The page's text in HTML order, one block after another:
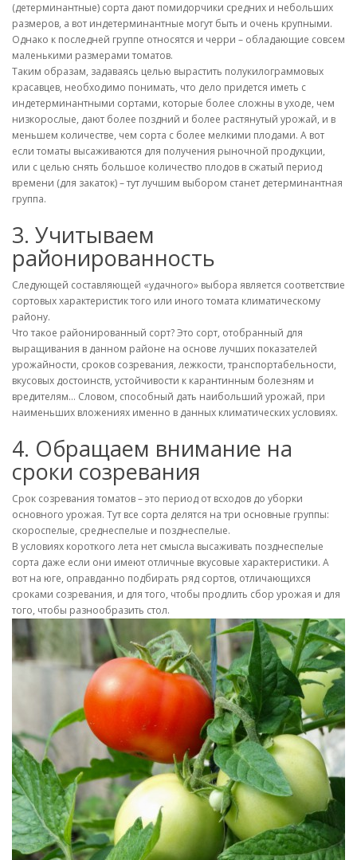
(детерминантные) сорта дают помидорчики средних и небольших
размеров, а вот индетерминантные могут быть и очень крупными.
Однако к последней группе относятся и черри – обладающие совсем
маленькими размерами томатов.
Таким образам, задаваясь целью вырастить полукилограммовых
красавцев, необходимо понимать, что дело придется иметь с
индетерминантными сортами, которые более сложны в уходе, чем
низкорослые, дают более поздний и более растянутый урожай, и в
меньшем количестве, чем сорта с более мелкими плодами. А вот
если томаты высаживаются для получения рыночной продукции,
или с целью снять большое количество плодов в сжатый период
времени (для закаток) – тут лучшим выбором станет детерминантная
группа.
3. Учитываем
районированность
Следующей составляющей «удачного» выбора является соответствие
сортовых характеристик того или иного томата климатическому
району.
Что такое районированный сорт? Это сорт, отобранный для
выращивания в данном районе на основе лучших показателей
урожайности, сроков созревания, лежкости, транспортабельности,
вкусовых достоинств, устойчивости к карантинным болезням и
вредителям… Словом, способный дать наибольший урожай, при
наименьших вложениях именно в данных климатических условиях.
4. Обращаем внимание на
сроки созревания
Срок созревания томатов – это период от всходов до уборки
основного урожая. Тут все сорта делятся на три основные группы:
скороспелые, среднеспелые и позднеспелые.
В условиях короткого лета нет смысла высаживать позднеспелые
сорта даже если они имеют отличные вкусовые характеристики. А
вот на юге, оправданно подбирать ряд сортов, отличающихся
сроками созревания, и для того, чтобы продлить сбор урожая и для
того, чтобы разнообразить стол.